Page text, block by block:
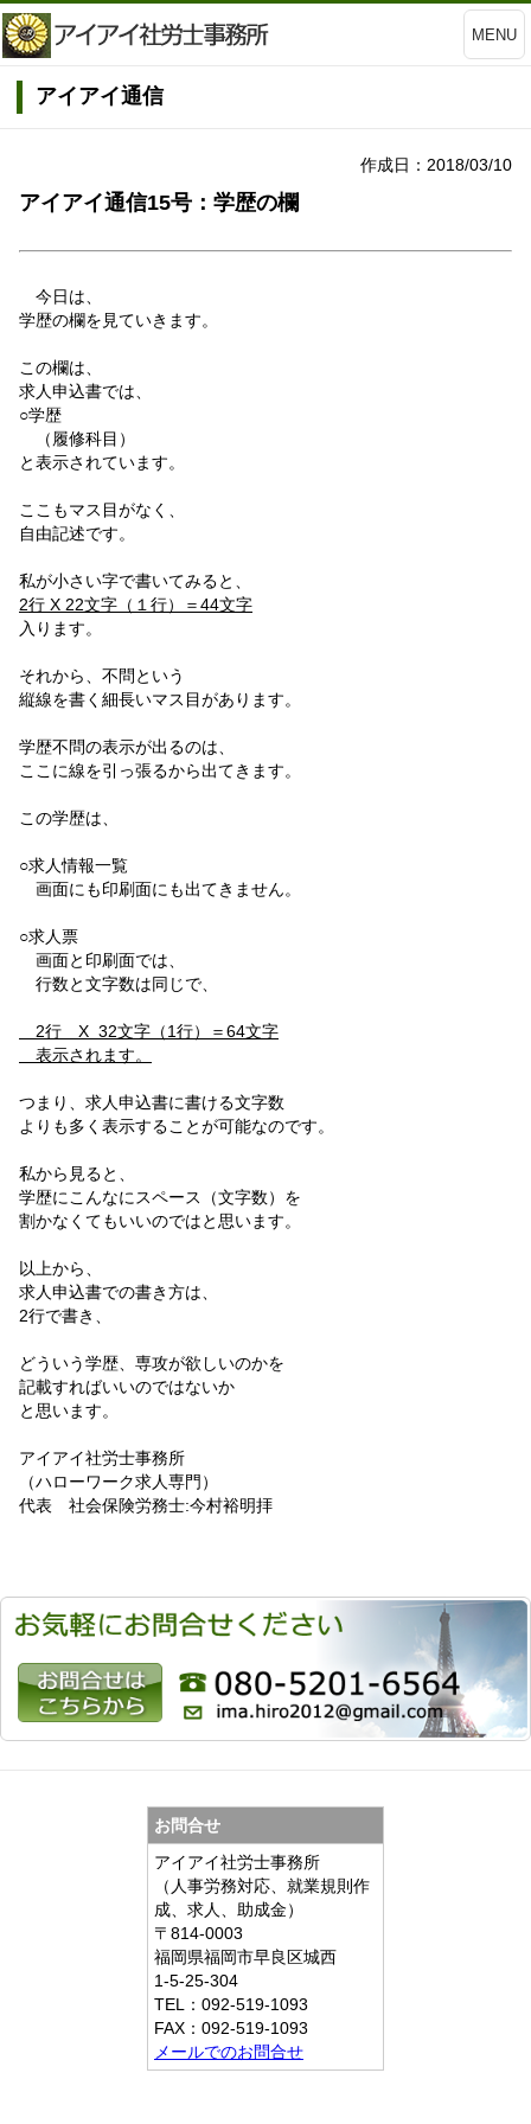
MENU
アイアイ通信
作成日：2018/03/10
アイアイ通信15号：学歴の欄
今日は、
学歴の欄を見ていきます。
この欄は、
求人申込書では、
○学歴
（履修科目）
と表示されています。
ここもマス目がなく、
自由記述です。
私が小さい字で書いてみると、
2行 X 22文字（１行）＝44文字
入ります。
それから、不問という
縦線を書く細長いマス目があります。
学歴不問の表示が出るのは、
ここに線を引っ張るから出てきます。
この学歴は、
○求人情報一覧
画面にも印刷面にも出てきません。
○求人票
画面と印刷面では、
行数と文字数は同じで、
2行 X 32文字（1行）＝64文字
表示されます。
つまり、求人申込書に書ける文字数
よりも多く表示することが可能なのです。
私から見ると、
学歴にこんなにスペース（文字数）を
割かなくてもいいのではと思います。
以上から、
求人申込書での書き方は、
2行で書き、
どういう学歴、専攻が欲しいのかを
記載すればいいのではないか
と思います。
アイアイ社労士事務所
（ハローワーク求人専門）
代表 社会保険労務士:今村裕明拝
お問合せ
アイアイ社労士事務所
（人事労務対応、就業規則作
成、求人、助成金）
〒814-0003
福岡県福岡市早良区城西
1-5-25-304
TEL：092-519-1093
FAX：092-519-1093
メールでのお問合せ